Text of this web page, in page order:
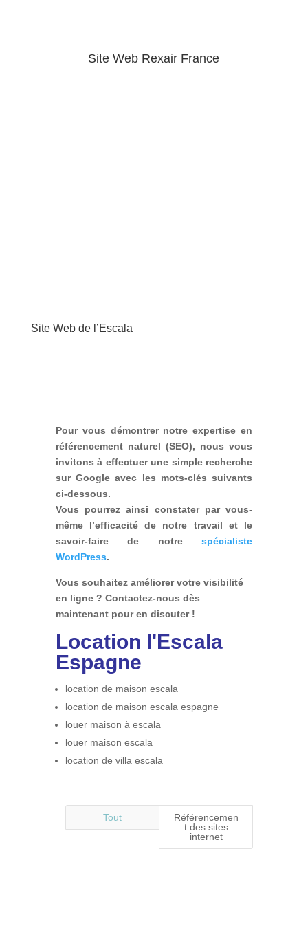
Site Web Rexair France
Site Web de l’Escala
Pour vous démontrer notre expertise en
référencement naturel (SEO), nous vous
invitons à effectuer une simple recherche
sur Google avec les mots-clés suivants
ci-dessous.
Vous pourrez ainsi constater par vous-
même l’efficacité de notre travail et le
savoir-faire de notrespécialiste
WordPress.
Vous souhaitez améliorer votre visibilité
en ligne ? Contactez-nous dès
maintenant pour en discuter !
Location l'Escala
Espagne
location de maison escala
location de maison escala espagne
louer maison à escala
louer maison escala
location de villa escala
Tout
Référencemen
t des sites
internet